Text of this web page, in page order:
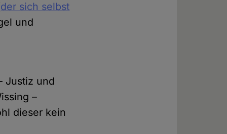
der sich selbst
und
Justiz und
–
dieser kein